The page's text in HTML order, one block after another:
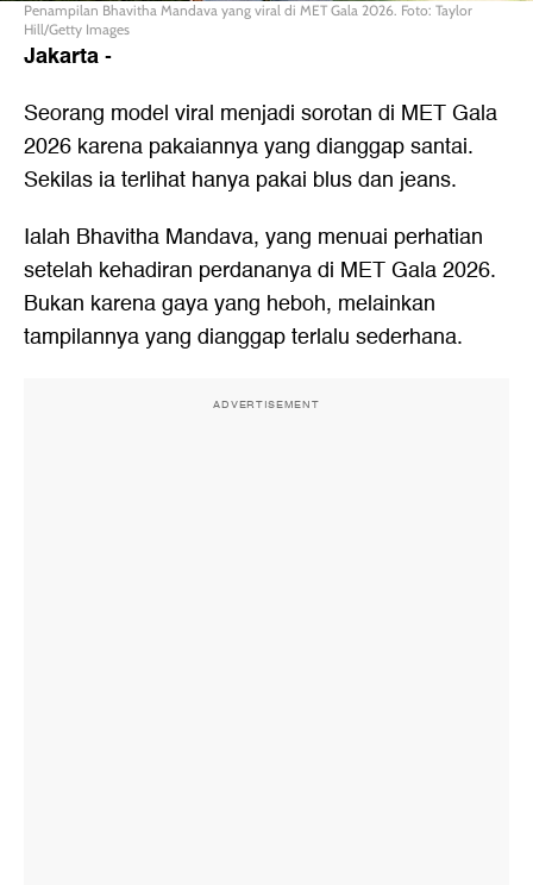
Penampilan Bhavitha Mandava yang viral di MET Gala 2026. Foto: Taylor
Hill/Getty Images
Jakarta-
Seorang model viral menjadi sorotan di MET Gala
2026 karena pakaiannya yang dianggap santai.
Sekilas ia terlihat hanya pakai blus dan jeans.
Ialah Bhavitha Mandava, yang menuai perhatian
setelah kehadiran perdananya di MET Gala 2026.
Bukan karena gaya yang heboh, melainkan
tampilannya yang dianggap terlalu sederhana.
ADVERTISEMENT